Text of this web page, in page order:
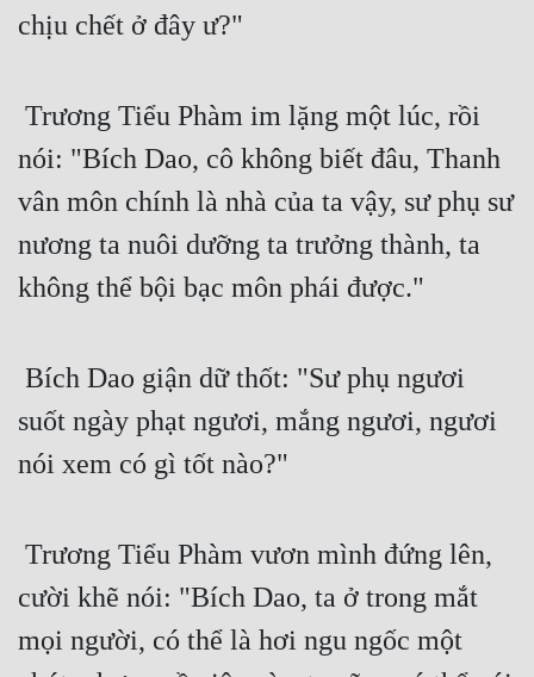
Xuyên Sách
Điền Văn
Đô Thị
Đông Phương
Đông Phương Huyền Huyễn
Đồng Nhân
Cẩu Đạo Trường Sinh
Xây Dựng Thế Lực
chịu chết ở đây ư?"
nói: "Bích Dao, cô không biết đâu, Thanh
vân môn chính là nhà của ta vậy, sư phụ sư
nương ta nuôi dưỡng ta trưởng thành, ta
không thể bội bạc môn phái được."
suốt ngày phạt ngươi, mắng ngươi, ngươi
nói xem có gì tốt nào?"
cười khẽ nói: "Bích Dao, ta ở trong mắt
mọi người, có thể là hơi ngu ngốc một